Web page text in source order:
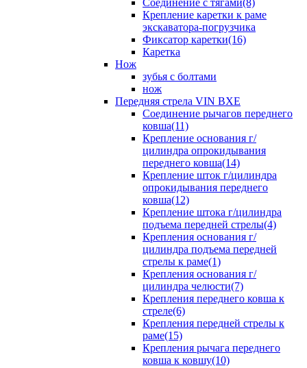
Соединение с тягами(8)
Крепление каретки к раме
экскаватора-погрузчика
Фиксатор каретки(16)
Каретка
Нож
зубья с болтами
нож
Передняя стрела VIN BXE
Cоединение рычагов переднего
ковша(11)
Крепление основания г/
цилиндра опрокидывания
переднего ковша(14)
Крепление шток г/цилиндра
опрокидывания переднего
ковша(12)
Крепление штока г/цилиндра
подъема передней стрелы(4)
Крепления основания г/
цилиндра подъема передней
стрелы к раме(1)
Крепления основания г/
цилиндра челюсти(7)
Крепления переднего ковша к
стреле(6)
Крепления передней стрелы к
раме(15)
Крепления рычага переднего
ковша к ковшу(10)